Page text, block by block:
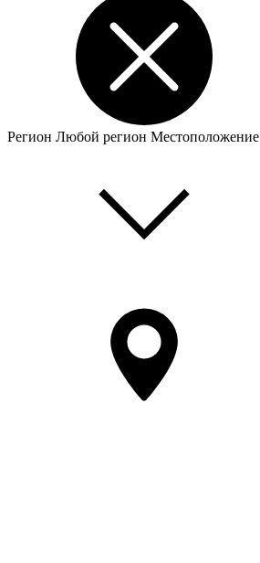
Регион Любой регион Местоположение